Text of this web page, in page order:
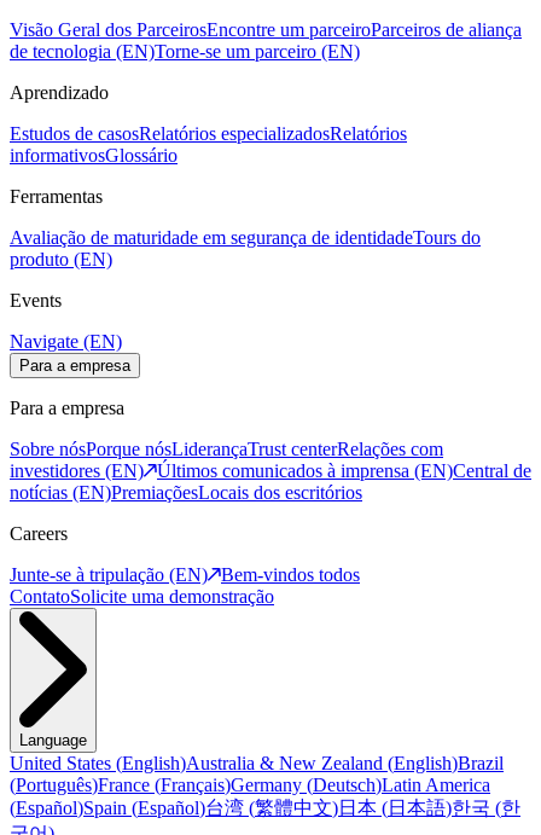
Visão Geral dos ParceirosEncontre um parceiroParceiros de aliança
de tecnologia (EN)Torne-se um parceiro (EN)
Aprendizado
Estudos de casosRelatórios especializadosRelatórios
informativosGlossário
Ferramentas
Avaliação de maturidade em segurança de identidadeTours do
produto (EN)
Events
Navigate (EN)
Para a empresa
Para a empresa
Sobre nósPorque nósLiderançaTrust centerRelações com
investidores (EN)
Últimos comunicados à imprensa (EN)Central de
notícias (EN)PremiaçõesLocais dos escritórios
Careers
Junte-se à tripulação (EN)
Bem-vindos todos
ContatoSolicite uma demonstração
Language
United States (English)Australia & New Zealand (English)Brazil
(Português)France (Français)Germany (Deutsch)Latin America
(Español)Spain (Español)台湾 (繁體中文)日本 (日本語)한국 (한